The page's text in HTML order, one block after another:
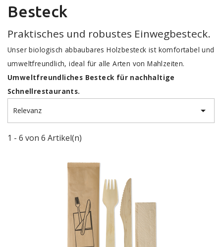
Besteck
Praktisches und robustes Einwegbesteck.
Unser biologisch abbaubares Holzbesteck ist komfortabel und
umweltfreundlich, ideal für alle Arten von Mahlzeiten.
Umweltfreundliches Besteck für nachhaltige
Schnellrestaurants.
Relevanz 
1 - 6 von 6 Artikel(n)